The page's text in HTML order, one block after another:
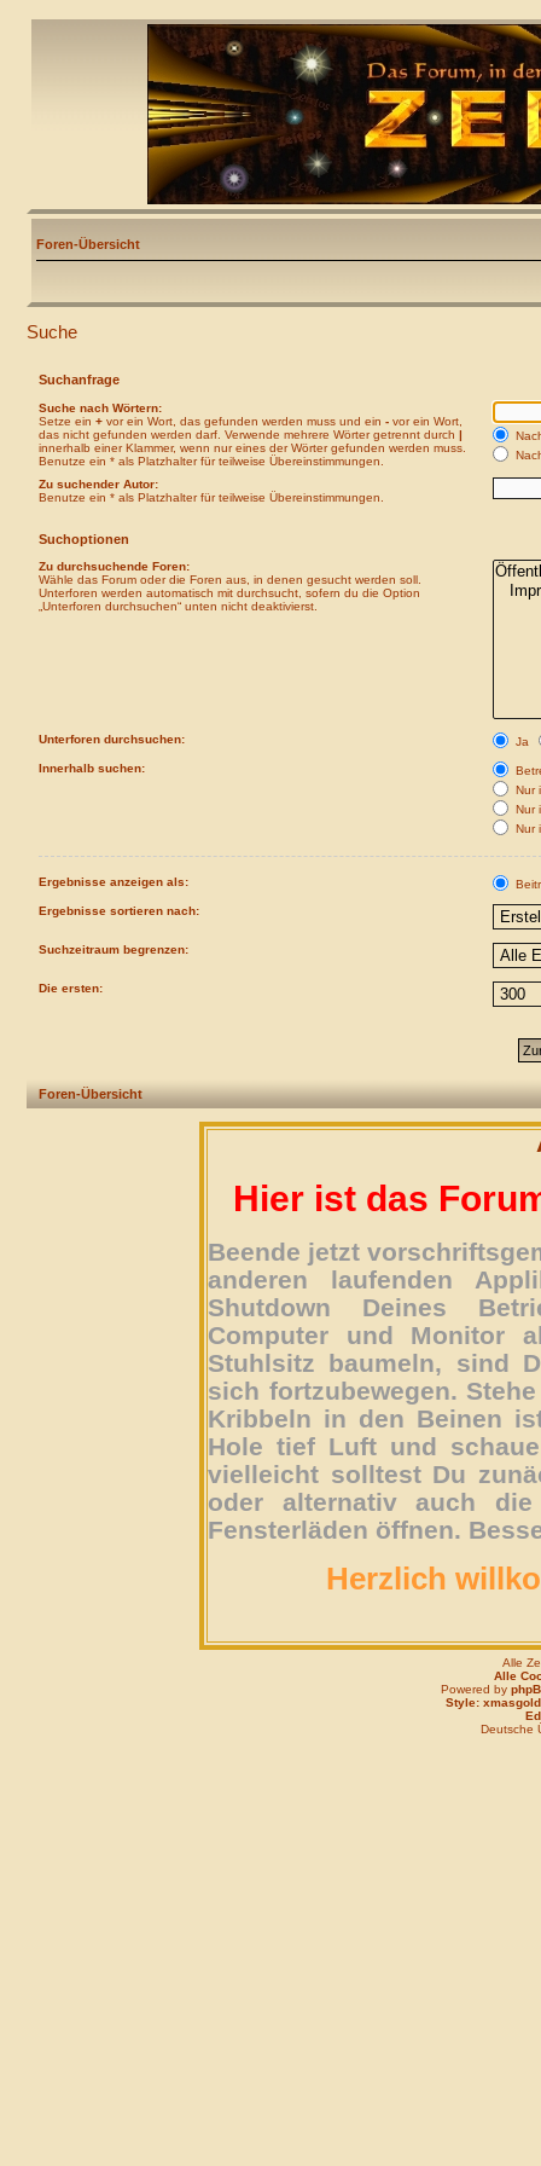
Foren-Übersicht
Suche
Suchanfrage
Suche nach Wörtern:
Setze ein + vor ein Wort, das gefunden werden muss und ein - vor ein Wort,
das nicht gefunden werden darf. Verwende mehrere Wörter getrennt durch |
innerhalb einer Klammer, wenn nur eines der Wörter gefunden werden muss.
Benutze ein * als Platzhalter für teilweise Übereinstimmungen.
Zu suchender Autor:
Benutze ein * als Platzhalter für teilweise Übereinstimmungen.
Suchoptionen
Zu durchsuchende Foren:
Wähle das Forum oder die Foren aus, in denen gesucht werden soll.
Unterforen werden automatisch mit durchsucht, sofern du die Option
„Unterforen durchsuchen“ unten nicht deaktivierst.
Unterforen durchsuchen:
Ja
Innerhalb suchen:
Nur
Nur
Nur
Ergebnisse anzeigen als:
Ergebnisse sortieren nach:
Suchzeitraum begrenzen:
Die ersten:
Foren-Übersicht
Hier ist das
Beende jetzt
anderen laufenden
Shutdown Deines
Computer und Monitor
Stuhlsitz baumeln, sind
sich fortzubewegen.
Kribbeln in den Beinen
Hole tief Luft und
vielleicht solltest Du
oder alternativ auch
Fensterläden öffnen.
Herzlich
Alle
Alle
Powered by
Style: xmasgold
Deutsche